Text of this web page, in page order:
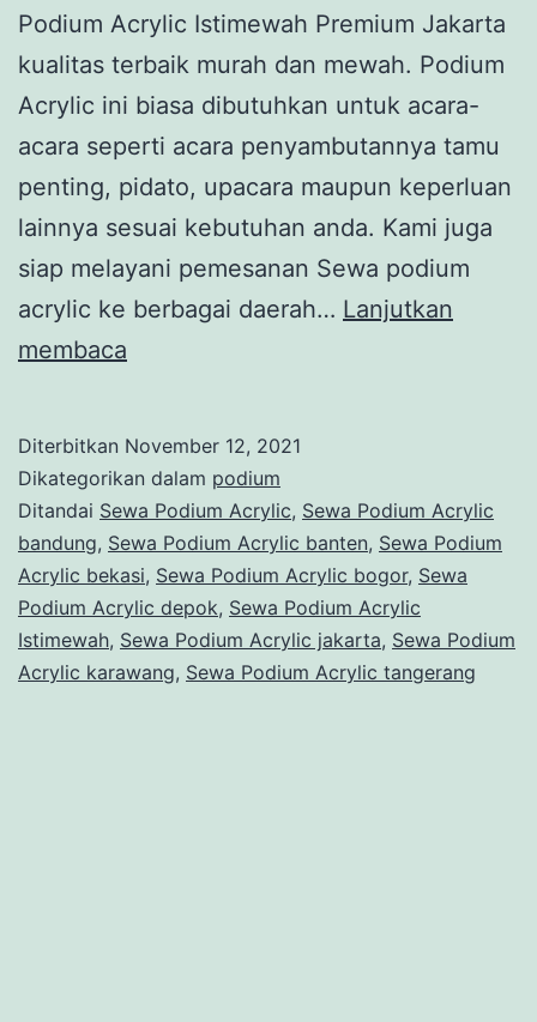
Podium Acrylic Istimewah Premium Jakarta
kualitas terbaik murah dan mewah. Podium
Acrylic ini biasa dibutuhkan untuk acara-
acara seperti acara penyambutannya tamu
penting, pidato, upacara maupun keperluan
lainnya sesuai kebutuhan anda. Kami juga
siap melayani pemesanan Sewa podium
acrylic ke berbagai daerah… Lanjutkan
membaca
Istimewah
Premium
Jakarta
Diterbitkan November 12, 2021
Dikategorikan dalam podium
Ditandai Sewa Podium Acrylic, Sewa Podium Acrylic
bandung, Sewa Podium Acrylic banten, Sewa Podium
Acrylic bekasi, Sewa Podium Acrylic bogor, Sewa
Podium Acrylic depok, Sewa Podium Acrylic
Istimewah, Sewa Podium Acrylic jakarta, Sewa Podium
Acrylic karawang, Sewa Podium Acrylic tangerang